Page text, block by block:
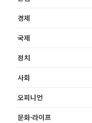
경제
국제
정치
사회
오피니언
문화·라이프